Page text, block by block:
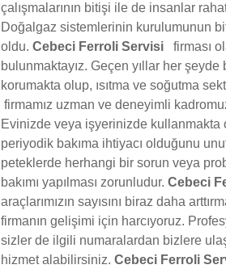
çalışmalarının bitişi ile de insanlar
Doğalgaz sistemlerinin kurulumunun
oldu. Cebeci Ferroli Servisi firması
bulunmaktayız. Geçen yıllar her
korumakta olup, ısıtma ve soğutma
firmamız uzman ve deneyimli
Evinizde veya işyerinizde kullanmakta
periyodik bakıma ihtiyacı olduğunu
peteklerde herhangi bir sorun veya
bakımı yapılması zorunludur. Cebeci
araçlarımızın sayısını biraz daha
firmanın gelişimi için harcıyoruz.
sizler de ilgili numaralardan bizlere
hizmet alabilirsiniz. Cebeci Ferroli